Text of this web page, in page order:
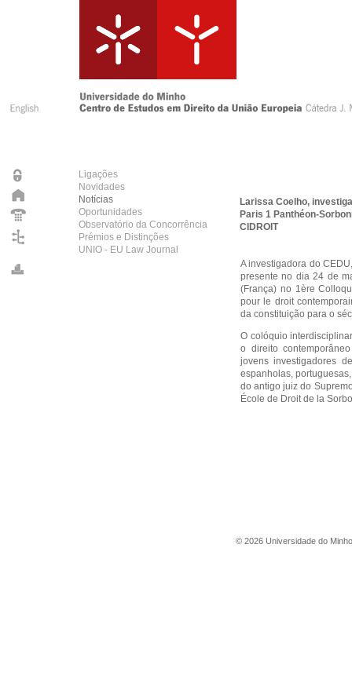
Ligações
Novidades
Notícias
Oportunidades
Observatório da Concorrência
Prémios e Distinções
UNIO - EU Law Journal
Larissa Coelho,
Paris 1 Panthéon-
CIDROIT
A investigadora do
presente no dia 24 de
(França) no 1ère
pour le droit
da constituição para o
O colóquio
o direito
jovens investigadores
espanholas,
do antigo juiz do
École de Droit de la
© 2026 Universidade do